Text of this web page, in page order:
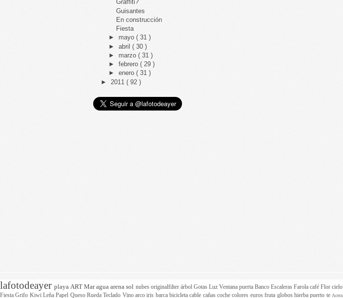
Graffiti?
Guisantes
En construcción
Fiesta
► mayo ( 31 )
► abril ( 30 )
► marzo ( 31 )
► febrero ( 29 )
► enero ( 31 )
► 2011 ( 92 )
lafotodeayerplaya ARTMaraguaarenasol nubes originalfilter árbol Gotas Luz VentanapuertaBancoEscalerasFarolacaféFlorcielo
FiestaGrifo KiwiLeñaPapel QuesoRuedaTeclado Vinoarco iris barcabicicletacable cañascochecolores eurosfruta globos hierbapuerto te Acera